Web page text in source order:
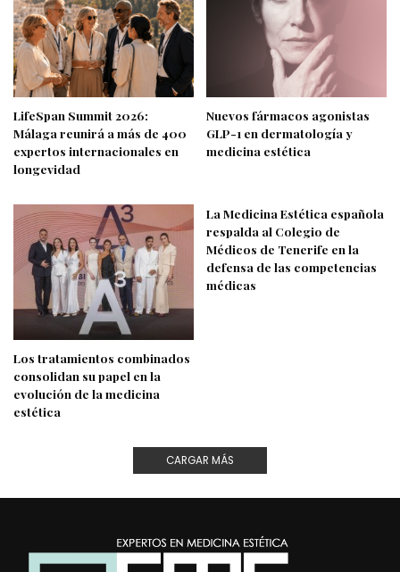
LifeSpan Summit 2026:
Málaga reunirá a más de 400
expertos internacionales en
longevidad
Nuevos fármacos agonistas
GLP-1 en dermatología y
medicina estética
Los tratamientos combinados
consolidan su papel en la
evolución de la medicina
estética
La Medicina Estética española
respalda al Colegio de
Médicos de Tenerife en la
defensa de las competencias
médicas
CARGAR MÁS